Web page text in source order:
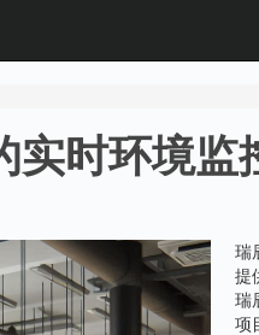
实时环境监
瑞
提
瑞
项